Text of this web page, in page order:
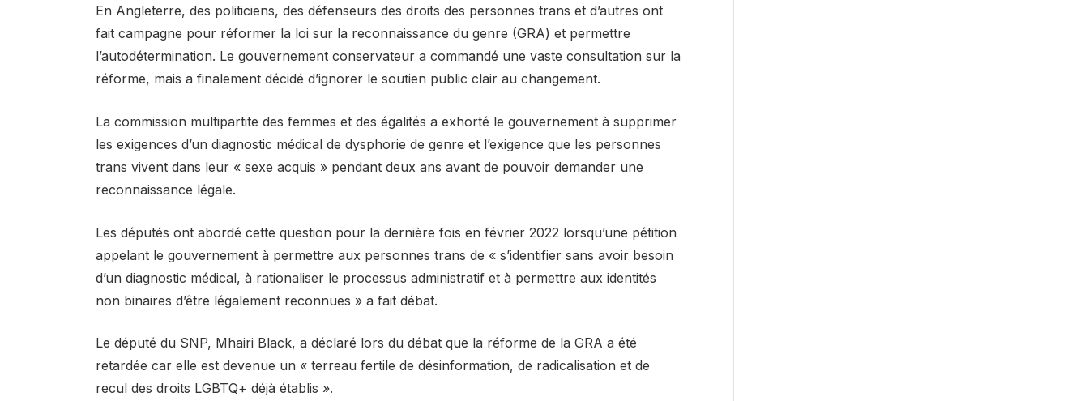
En Angleterre, des politiciens, des défenseurs des droits des personnes trans et d’autres ont
fait campagne pour réformer la loi sur la reconnaissance du genre (GRA) et permettre
l’autodétermination. Le gouvernement conservateur a commandé une vaste consultation sur la
réforme, mais a finalement décidé d’ignorer le soutien public clair au changement.
La commission multipartite des femmes et des égalités a exhorté le gouvernement à supprimer
les exigences d’un diagnostic médical de dysphorie de genre et l’exigence que les personnes
trans vivent dans leur « sexe acquis » pendant deux ans avant de pouvoir demander une
reconnaissance légale.
Les députés ont abordé cette question pour la dernière fois en février 2022 lorsqu’une pétition
appelant le gouvernement à permettre aux personnes trans de « s’identifier sans avoir besoin
d’un diagnostic médical, à rationaliser le processus administratif et à permettre aux identités
non binaires d’être légalement reconnues » a fait débat.
Le député du SNP, Mhairi Black, a déclaré lors du débat que la réforme de la GRA a été
retardée car elle est devenue un « terreau fertile de désinformation, de radicalisation et de
recul des droits LGBTQ+ déjà établis ».